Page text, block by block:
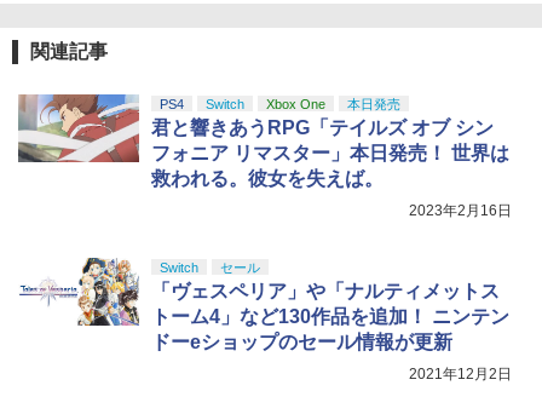
関連記事
PS4 Switch Xbox One 本日発売
君と響きあうRPG「テイルズ オブ シン
フォニア リマスター」本日発売！ 世界は
救われる。彼女を失えば。
2023年2月16日
Switch セール
「ヴェスペリア」や「ナルティメットス
トーム4」など130作品を追加！ ニンテン
ドーeショップのセール情報が更新
2021年12月2日